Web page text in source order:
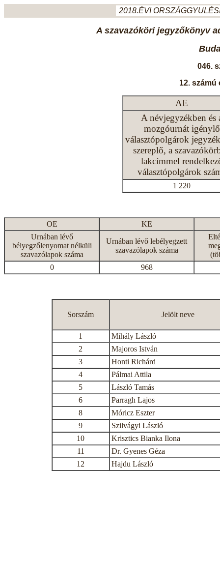
2018.ÉVI
A szavazóköri jegyzőkönyv
046.
12.
AE
A névjegyzékben és
mozgóurnát igénylő
választópolgárok
szereplő, a
lakcímmel
választópolgárok
1 220
OE
KE
Urnában lévő
bélyegzőlenyomat nélküli
szavazólapok száma
Urnában lévő lebélyegzett
szavazólapok száma
0
968
Sorszám Jelölt neve
1
Mihály László
2
Majoros István
3
Honti Richárd
4
Pálmai Attila
5
László Tamás
6
Parragh Lajos
8
Móricz Eszter
9
Szilvágyi László
10
Krisztics Bianka Ilona
11
Dr. Gyenes Géza
12
Hajdu László